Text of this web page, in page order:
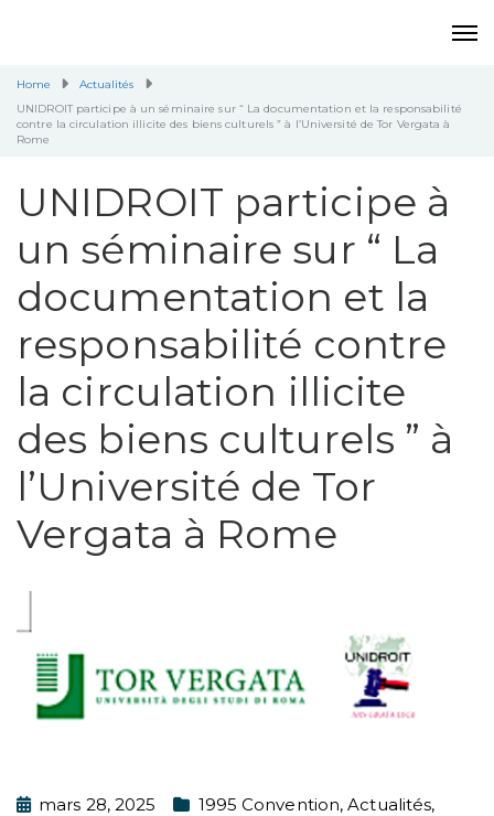
Home
Actualités
UNIDROIT participe à un séminaire sur “ La documentation et la responsabilité
contre la circulation illicite des biens culturels ” à l’Université de Tor Vergata à
Rome
UNIDROIT participe à
un séminaire sur “ La
documentation et la
responsabilité contre
la circulation illicite
des biens culturels ” à
l’Université de Tor
Vergata à Rome
mars 28, 2025 1995 Convention,Actualités,